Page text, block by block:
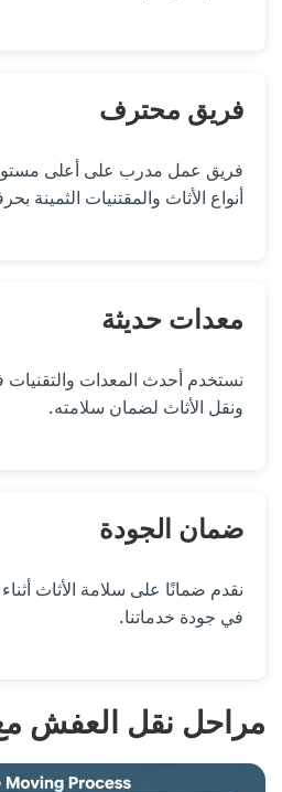
فريق محترف
فريق عمل مدرب على أعلى
أنواع الأثاث والمقتنيات الثمينة
معدات حديثة
نستخدم أحدث المعدات
ونقل الأثاث لضمان سلامته.
ضمان الجودة
نقدم ضمانًا على سلامة الأثاث
في جودة خدماتنا.
مراحل نقل العفش